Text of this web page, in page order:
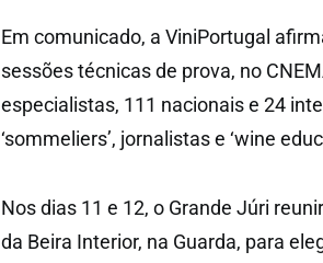
Em comunicado, a ViniPortugal
sessões técnicas de prova, no
especialistas, 111 nacionais e 24
‘sommeliers’, jornalistas e ‘wine
Nos dias 11 e 12, o Grande Júri
da Beira Interior, na Guarda, para